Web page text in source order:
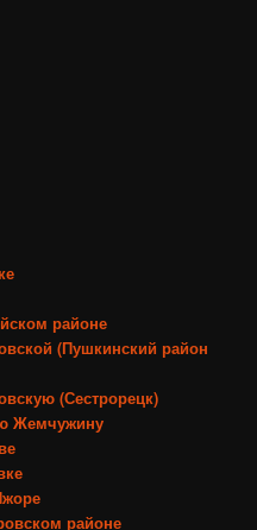
районе
(Пушкинский район
(Сестрорецк)
Жемчужину
районе